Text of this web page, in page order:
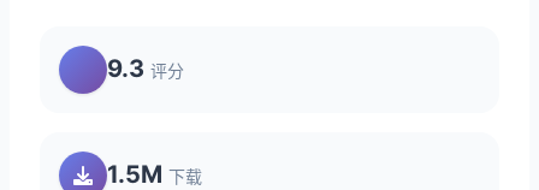
9.3 评分
1.5M 下载